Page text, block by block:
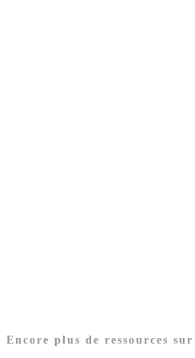
Encore plus de ressources